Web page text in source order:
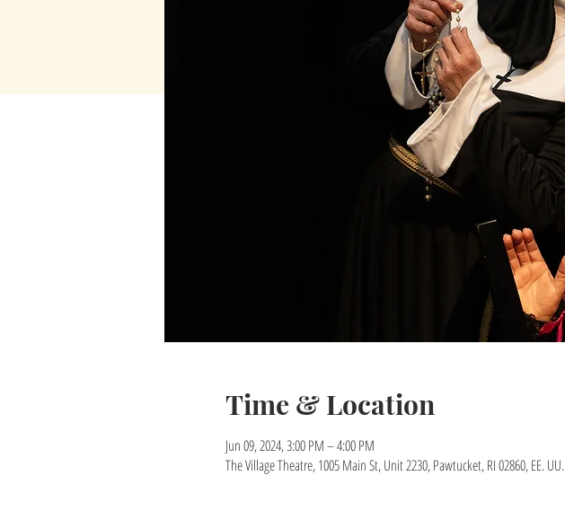
Time & Location
Jun 09, 2024, 3:00 PM – 4:00 PM
The Village Theatre, 1005 Main St, Unit 2230, Pawtucket, RI 02860, EE. UU.